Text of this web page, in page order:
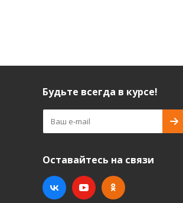
Будьте всегда в курсе!
Оставайтесь на связи